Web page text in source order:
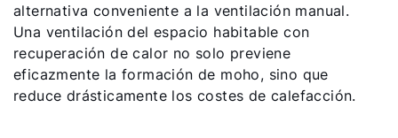
alternativa conveniente a la ventilación manual.
Una ventilación del espacio habitable con
recuperación de calor no solo previene
eficazmente la formación de moho, sino que
reduce drásticamente los costes de calefacción.